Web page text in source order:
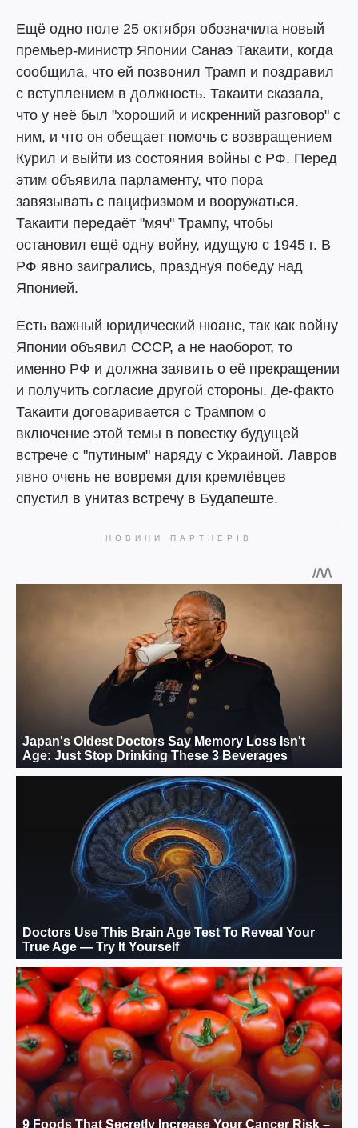
Ещё одно поле 25 октября обозначила новый
премьер-министр Японии Санаэ Такаити, когда
сообщила, что ей позвонил Трамп и поздравил
с вступлением в должность. Такаити сказала,
что у неё был "хороший и искренний разговор" с
ним, и что он обещает помочь с возвращением
Курил и выйти из состояния войны с РФ. Перед
этим объявила парламенту, что пора
завязывать с пацифизмом и вооружаться.
Такаити передаёт "мяч" Трампу, чтобы
остановил ещё одну войну, идущую с 1945 г. В
РФ явно заигрались, празднуя победу над
Японией.
Есть важный юридический нюанс, так как войну
Японии объявил СССР, а не наоборот, то
именно РФ и должна заявить о её прекращении
и получить согласие другой стороны. Де-факто
Такаити договаривается с Трампом о
включение этой темы в повестку будущей
встрече с "путиным" наряду с Украиной. Лавров
явно очень не вовремя для кремлёвцев
спустил в унитаз встречу в Будапеште.